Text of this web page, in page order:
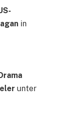
in
unter